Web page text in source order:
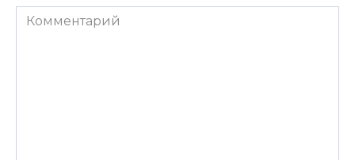
Комментарий